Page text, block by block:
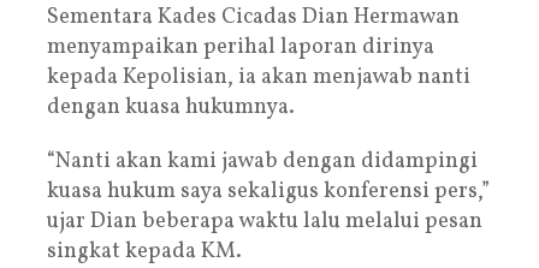
Sementara Kades Cicadas Dian Hermawan
menyampaikan perihal laporan dirinya
kepada Kepolisian, ia akan menjawab nanti
dengan kuasa hukumnya.
“Nanti akan kami jawab dengan didampingi
kuasa hukum saya sekaligus konferensi pers,”
ujar Dian beberapa waktu lalu melalui pesan
singkat kepada KM.